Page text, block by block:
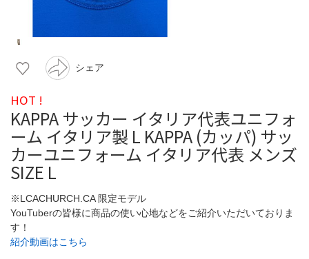
シェア
HOT !
KAPPA サッカー イタリア代表ユニフォ
ーム イタリア製 L KAPPA (カッパ) サッ
カーユニフォーム イタリア代表 メンズ
SIZE L
※LCACHURCH.CA 限定モデル
YouTuberの皆様に商品の使い心地などをご紹介いただいておりま
す！
紹介動画はこちら